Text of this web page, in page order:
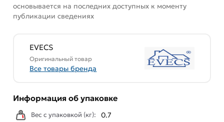
Москве и области.
доставки или самовывоза. Перед оформлением
онлайн заказа рекомендуем ознакомиться с
описанием, характеристиками и отзывами.
Данний товар от производителя
соответствует всем стандартам качества. Возврат
купленного товарa в течение 7 дней (наличие чека
основывается на последних доступных к моменту
публикации сведениях
EVECS
Оригинальный товар
Все товары бренда
Информация об упаковке
Вес с упаковкой (кг): 0.7